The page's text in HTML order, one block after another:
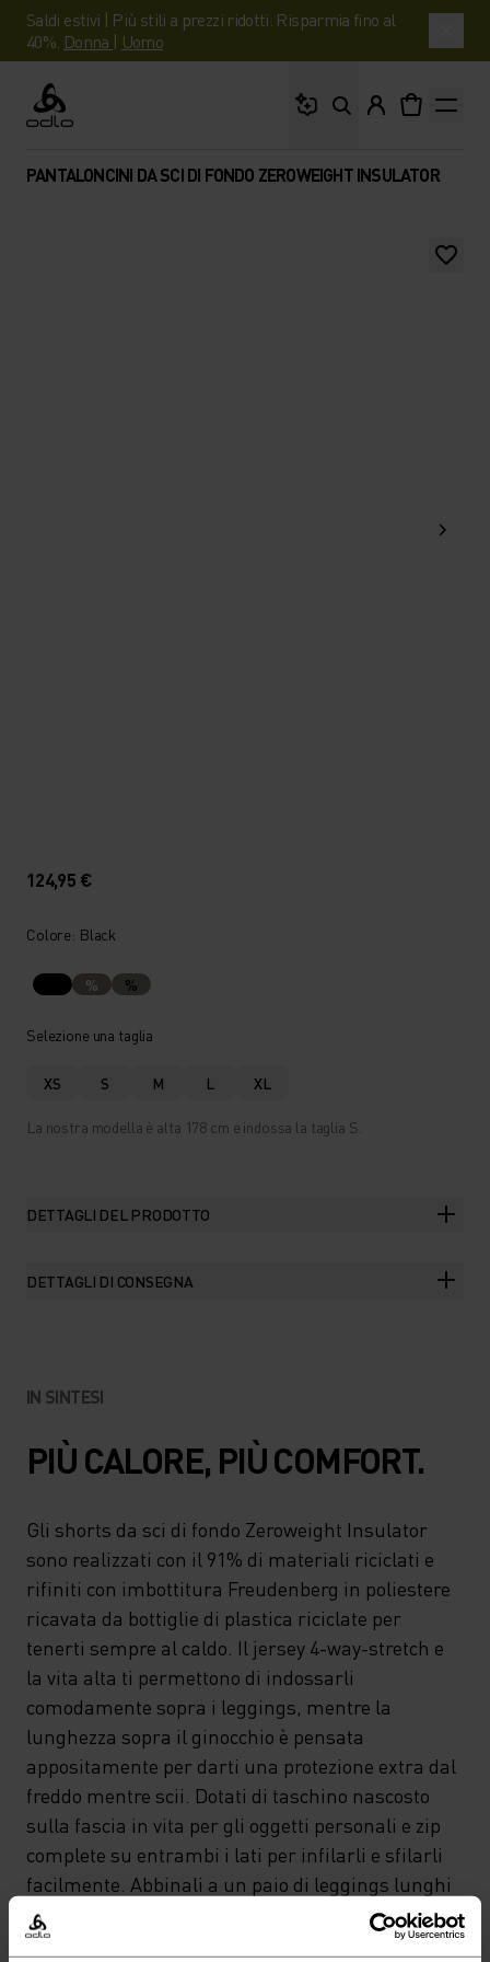
Saldi estivi | Più stili a prezzi ridotti. Risparmia fino al
40%. Donna | Uomo
Odlo
PANTALONCINI DA SCI DI FONDO ZEROWEIGHT INSULATOR
124,95 €
Colore: Black
% %
Selezione una taglia
XS S M L XL
La nostra modella è alta 178 cm e indossa la taglia S.
DETTAGLI DEL PRODOTTO
DETTAGLI DI CONSEGNA
IN SINTESI
PIÙ CALORE, PIÙ COMFORT.
Gli shorts da sci di fondo Zeroweight Insulator
sono realizzati con il 91% di materiali riciclati e
rifiniti con imbottitura Freudenberg in poliestere
ricavata da bottiglie di plastica riciclate per
tenerti sempre al caldo. Il jersey 4-way-stretch e
la vita alta ti permettono di indossarli
comodamente sopra i leggings, mentre la
lunghezza sopra il ginocchio è pensata
appositamente per darti una protezione extra dal
freddo mentre scii. Dotati di taschino nascosto
sulla fascia in vita per gli oggetti personali e zip
complete su entrambi i lati per infilarli e sfilarli
facilmente. Abbinali a un paio di leggings lunghi
per affrontare piste da sci di fondo, uscite di
scialpinismo e sessioni di corsa invernali.